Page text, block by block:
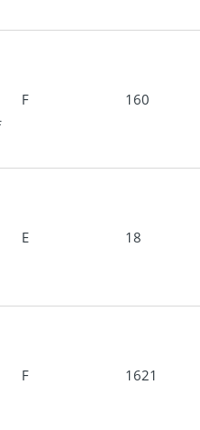
F 160
E 18
F 1621